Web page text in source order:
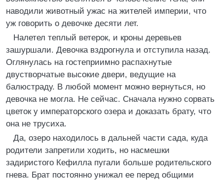
наводили животный ужас на жителей империи, что
уж говорить о девочке десяти лет.
Налетел теплый ветерок, и кроны деревьев
зашуршали. Девочка вздрогнула и отступила назад.
Оглянулась на гостеприимно распахнутые
двустворчатые высокие двери, ведущие на
балюстраду. В любой момент можно вернуться, но
девочка не могла. Не сейчас. Сначала нужно сорвать
цветок у императорского озера и доказать брату, что
она не трусиха.
Да, озеро находилось в дальней части сада, куда
родители запретили ходить, но насмешки
задиристого Кефилла пугали больше родительского
гнева. Брат постоянно унижал ее перед общими